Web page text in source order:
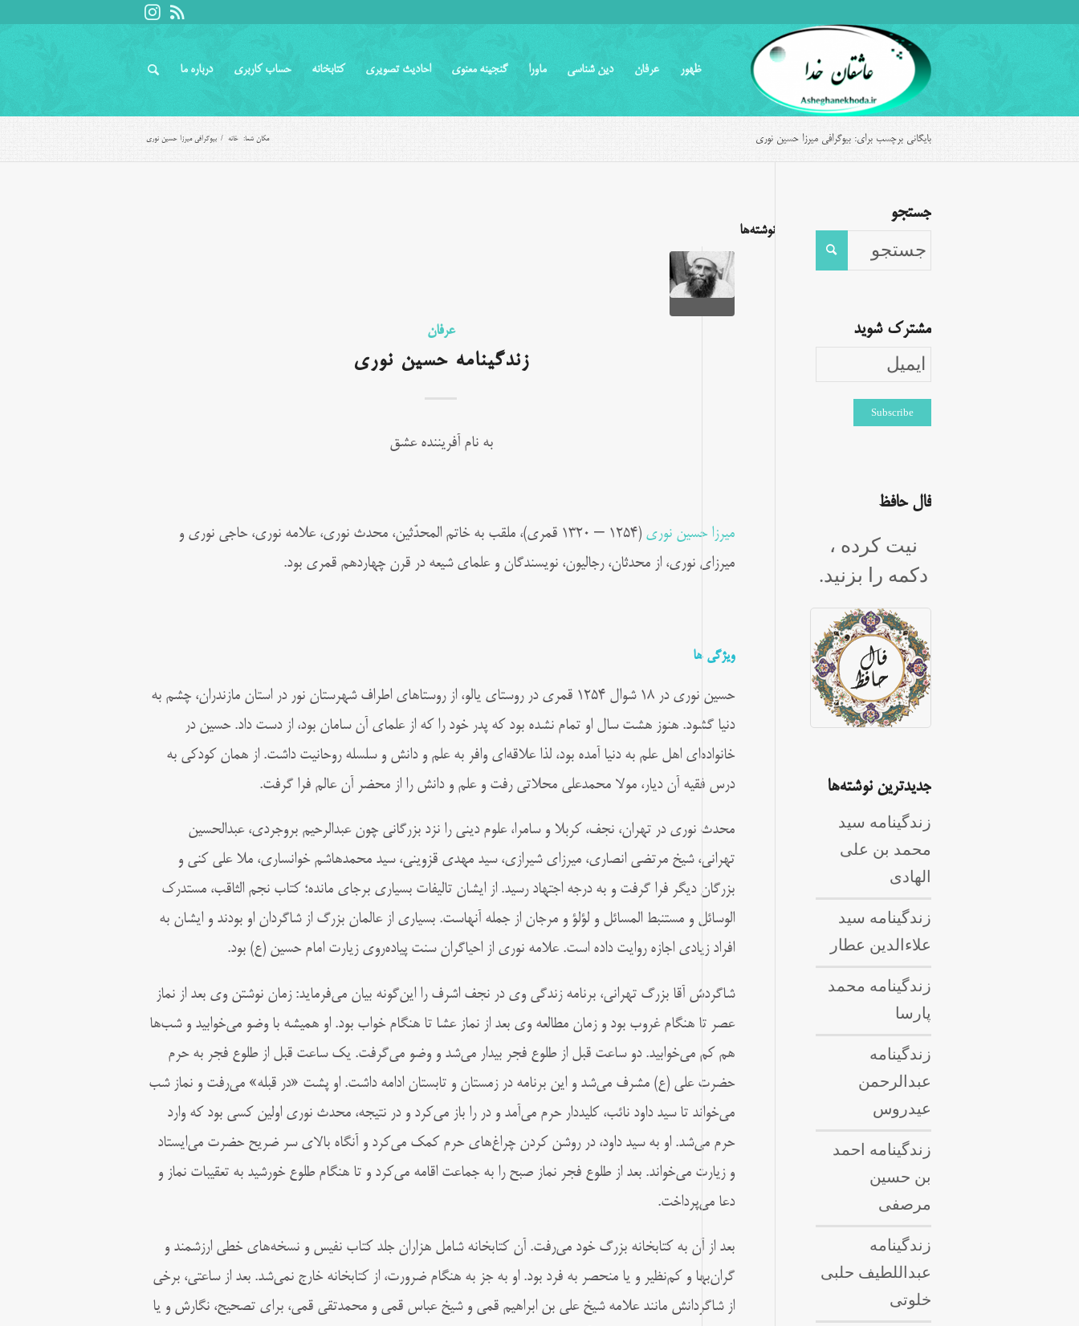
ظهور عرفان دین شناسی ماورا گنجینه معنوی احادیث تصویری کتابخانه حساب کاربری درباره ما
بایگانی برچسب برای: بیوگرافی میرزا حسین نوری مکان شما: خانه / بیوگرافی میرزا حسین نوری
نوشته‌ها
عرفان
زندگینامه حسین نوری
به نام آفریننده عشق
میرزا حسین نوری
(۱۲۵۴ – ۱۳۲۰ قمری)، ملقب به خاتم المحدّثین، محدث نوری، علامه نوری، حاجی نوری و
میرزای نوری، از محدثان، رجالیون، نویسندگان و علمای شیعه در قرن چهاردهم قمری بود.
ویژگی ها
حسین نوری در ۱۸ شوال ۱۲۵۴ قمری در روستای یالو، از روستاهای اطراف شهرستان نور در استان مازندران، چشم به
دنیا گشود. هنوز هشت سال او تمام نشده بود که پدر خود را که از علمای آن سامان بود، از دست داد. حسین در
خانواده‌ای اهل علم به دنیا آمده بود، لذا علاقه‌ای وافر به علم و دانش و سلسله روحانیت داشت. از همان کودکی به
درس فقیه آن دیار، مولا محمدعلی محلاتی رفت و علم و دانش را از محضر آن عالم فرا گرفت.
محدث نوری در تهران، نجف، کربلا و سامرا، علوم دینی را نزد بزرگانی چون عبدالرحیم بروجردی، عبدالحسین
تهرانی، شیخ مرتضی انصاری، میرزای شیرازی، سید مهدی قزوینی، سید محمدهاشم خوانساری، ملا علی کنی و
بزرگان دیگر فرا گرفت و به درجه اجتهاد رسید. از ایشان تالیفات بسیاری برجای مانده؛ کتاب نجم الثاقب، مستدرک
الوسائل و مستنبط المسائل و لؤلؤ و مرجان از جمله آنهاست. بسیاری از عالمان بزرگ از شاگردان او بودند و ایشان به
افراد زیادی اجازه روایت داده است. علامه نوری از احیاگران سنت پیاده‌روی زیارت امام حسین (ع) بود.
شاگردش آقا بزرگ تهرانی، برنامه زندگی وی در نجف اشرف را این‌گونه بیان می‌فرماید: زمان نوشتن وی بعد از نماز
عصر تا هنگام غروب بود و زمان مطالعه وی بعد از نماز عشا تا هنگام خواب بود. او همیشه با وضو می‌خوابید و شب‌ها
هم کم می‌خوابید. دو ساعت قبل از طلوع فجر بیدار می‌شد و وضو می‌گرفت. یک ساعت قبل از طلوع فجر به حرم
حضرت علی (ع) مشرف می‌شد و این برنامه در زمستان و تابستان ادامه داشت. او پشت «در قبله» می‌رفت و نماز شب
می‌خواند تا سید داود نائب، کلیددار حرم می‌آمد و در را باز می‌کرد و در نتیجه، محدث نوری اولین کسی بود که وارد
حرم می‌شد. او به سید داود، در روشن کردن چراغ‌های حرم کمک می‌کرد و آنگاه بالای سر ضریح حضرت می‌ایستاد
و زیارت می‌خواند. بعد از طلوع فجر نماز صبح را به جماعت اقامه می‌کرد و تا هنگام طلوع خورشید به تعقیبات نماز و
دعا می‌پرداخت.
بعد از آن به کتابخانه بزرگ خود می‌رفت. آن کتابخانه شامل هزاران جلد کتاب نفیس و نسخه‌های خطی ارزشمند و
گران‌بها و کم‌نظیر و یا منحصر به فرد بود. او به جز به هنگام ضرورت، از کتابخانه خارج نمی‌شد. بعد از ساعتی، برخی
از شاگردانش مانند علامه شیخ علی بن ابراهیم قمی و شیخ عباس قمی و محمدتقی قمی، برای تصحیح، نگارش و یا
جستجو
مشترک شوید
فال حافظ
نیت کرده ،
دکمه را بزنید.
جدیدترین نوشته‌ها
زندگینامه سید
محمد بن علی
الهادی
زندگینامه سید
علاءالدین عطار
زندگینامه محمد
پارسا
زندگینامه
عبدالرحمن
عیدروس
زندگینامه احمد
بن حسین
مرصفی
زندگینامه
عبداللطيف حلبى
خلوتی